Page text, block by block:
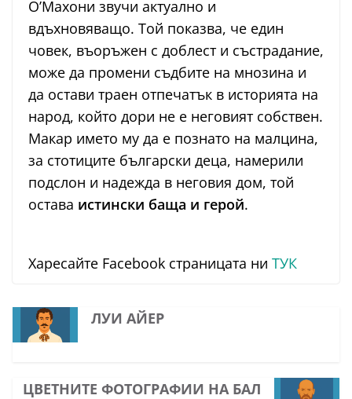
О’Махони звучи актуално и
вдъхновяващо. Той показва, че един
човек, въоръжен с доблест и състрадание,
може да промени съдбите на мнозина и
да остави траен отпечатък в историята на
народ, който дори не е неговият собствен.
Макар името му да е познато на малцина,
за стотиците български деца, намерили
подслон и надежда в неговия дом, той
остава истински баща и герой.
Харесайте Facebook страницата ни ТУК
ЛУИ АЙЕР
ЦВЕТНИТЕ ФОТОГРАФИИ НА БАЛ